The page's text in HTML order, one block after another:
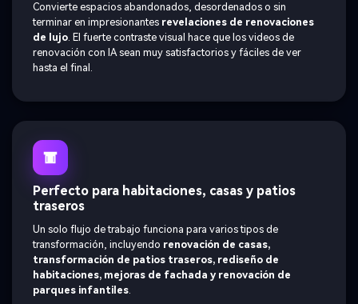
Convierte espacios abandonados, desordenados o sin
terminar en impresionantes revelaciones de renovaciones
de lujo. El fuerte contraste visual hace que los videos de
renovación con IA sean muy satisfactorios y fáciles de ver
hasta el final.
Perfecto para habitaciones, casas y patios
traseros
Un solo flujo de trabajo funciona para varios tipos de
transformación, incluyendo renovación de casas,
transformación de patios traseros, rediseño de
habitaciones, mejoras de fachada y renovación de
parques infantiles